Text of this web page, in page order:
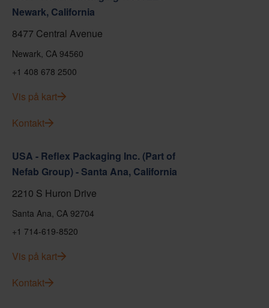
Newark, California
8477 Central Avenue
Newark, CA 94560
+1 408 678 2500
Vis på kart
Kontakt
USA - Reflex Packaging Inc. (Part of
Nefab Group) - Santa Ana, California
2210 S Huron Drive
Santa Ana, CA 92704
+1 714-619-8520
Vis på kart
Kontakt